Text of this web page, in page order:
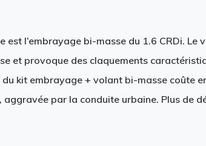
est l’embrayage bi-masse du 1.6 CRDi. Le
et provoque des claquements
kit embrayage + volant bi-masse coûte
aggravée par la conduite urbaine. Plus de